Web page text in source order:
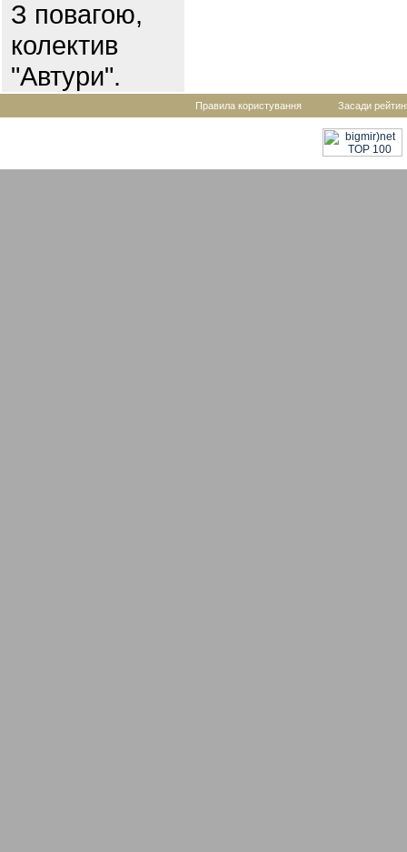
З повагою,
колектив
"Автури".
Правила користування Засади